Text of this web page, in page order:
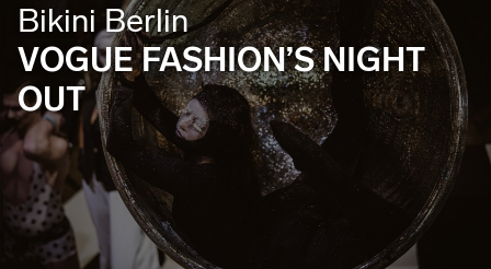
Bikini Berlin
VOGUE FASHION’S NIGHT
OUT